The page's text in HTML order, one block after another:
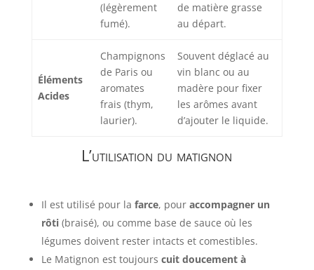
(légèrement
fumé).
de matière grasse
au départ.
Éléments
Acides
Champignons
de Paris ou
aromates
frais (thym,
laurier).
Souvent déglacé au
vin blanc ou au
madère pour fixer
les arômes avant
d’ajouter le liquide.
L’utilisation du matignon
Il est utilisé pour la farce, pour accompagner un
rôti(braisé), ou comme base de sauce où les
légumes doivent rester intacts et comestibles.
Le Matignon est toujours cuit doucement à